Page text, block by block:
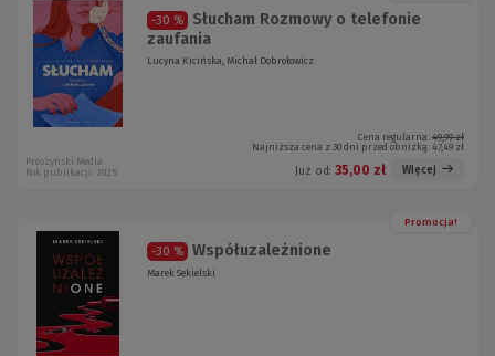
-30 %
Słucham Rozmowy o telefonie
zaufania
Lucyna Kicińska, Michał Dobrołowicz
Cena regularna: 49,99 zł
Najniższa cena z 30 dni przed obniżką: 47,49 zł
Już od: 35,00 zł Więcej
Prószyński Media
Rok publikacji: 2025
Promocja!
-30 % Współuzależnione
Marek Sekielski